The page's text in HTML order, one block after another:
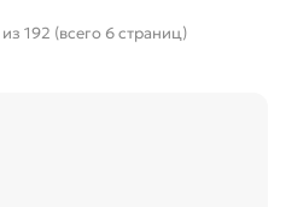
192 (всего 6 страниц)